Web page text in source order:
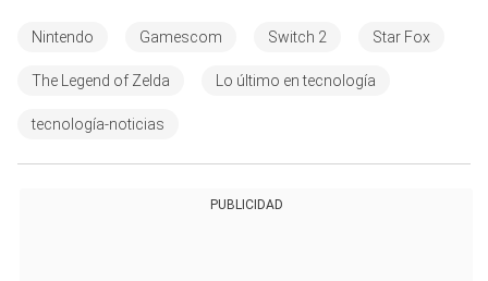
Nintendo Gamescom Switch 2 Star Fox
The Legend of Zelda Lo último en tecnología
tecnología-noticias
PUBLICIDAD